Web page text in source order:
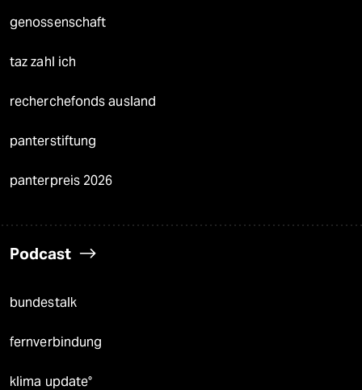
genossenschaft
taz zahl ich
recherchefonds ausland
panterstiftung
panterpreis 2026
Podcast
bundestalk
fernverbindung
klima update°